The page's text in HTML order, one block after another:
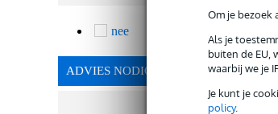
Om je bezoek
Als je
buiten de EU,
waarbij we je
Je kunt je
policy.
nee
ADVIES NODIG?